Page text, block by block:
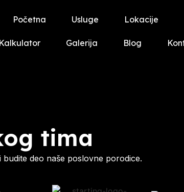
Početna Usluge Lokacije
Kalkulator Galerija Blog
tima
deo naše poslovne porodice.